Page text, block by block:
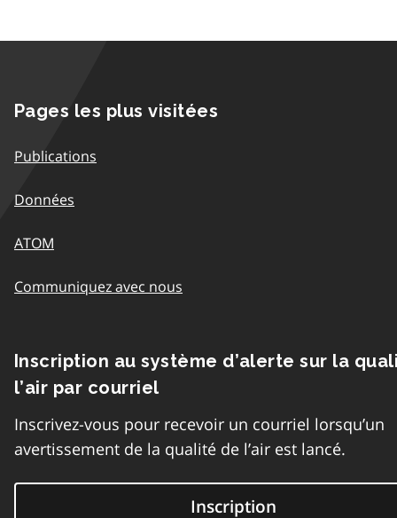
Pages les plus visitées
Publications
Données
ATOM
Communiquez avec nous
Inscription au système d’alerte sur la
l’air par courriel
Inscrivez-vous pour recevoir un courriel lorsqu’un
avertissement de la qualité de l’air est lancé.
Inscription